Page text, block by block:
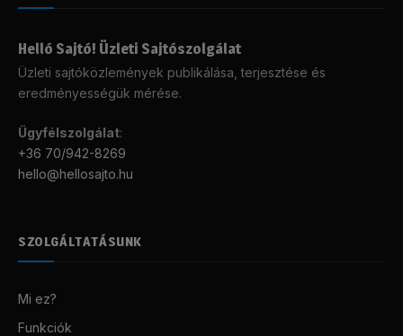
Helló Sajtó! Üzleti Sajtószolgálat
Üzleti sajtóközlemények publikálása, terjesztése és
eredményességük mérése.
Ügyfélszolgálat:
+36 70/942-8269
hello@hellosajto.hu
SZOLGÁLTATÁSUNK
Mi ez?
Funkciók